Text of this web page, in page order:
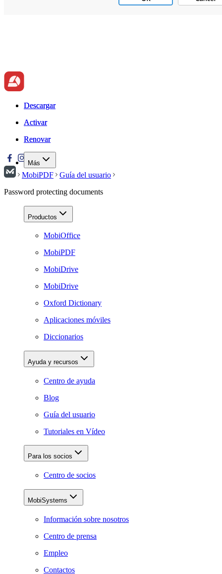
Descargar
Activar
Renovar
Más
Descargar
Activar
Renovar
MobiPDF
Guía del usuario
Password protecting documents
Productos
MobiOffice
MobiPDF
MobiDrive
MobiDrive
Oxford Dictionary
Aplicaciones móviles
Diccionarios
Ayuda y recursos
Centro de ayuda
Blog
Guía del usuario
Tutoriales en Vídeo
Para los socios
Centro de socios
MobiSystems
Información sobre nosotros
Centro de prensa
Empleo
Contactos